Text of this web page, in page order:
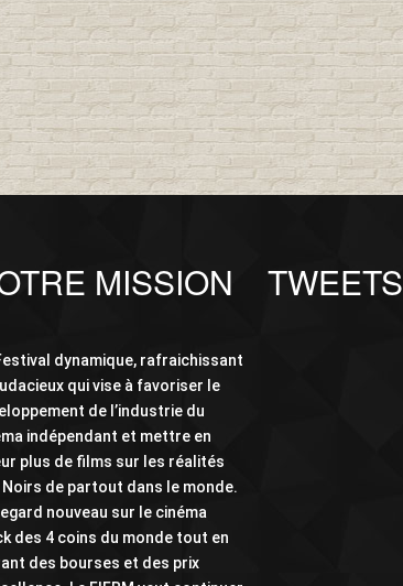
MISSION
dynamique, rafraichissant
qui vise à favoriser le
de l’industrie du
indépendant et mettre en
plus de films sur les réalités
Noirs de partout dans le monde.
nouveau sur le cinéma
des 4 coins du monde tout en
des bourses et des prix
TWEETS